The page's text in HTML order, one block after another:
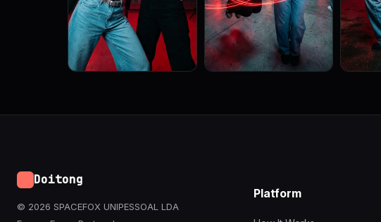
Doitong
© 2026 SPACEFOX UNIPESSOAL LDA
Platform